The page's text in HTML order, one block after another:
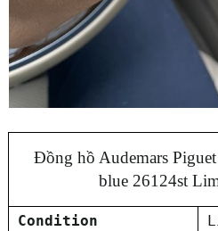
Đồng hồ Audemars
blue 26124st
Condition